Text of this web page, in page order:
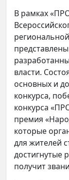
В рамках
власти.
основных и
конкурса,
конкурса
премия
которые
для жителей
достигнутые
получит